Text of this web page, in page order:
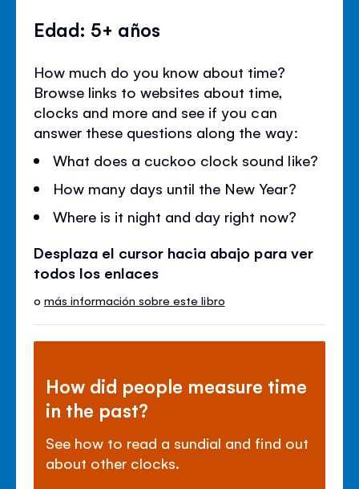
Edad: 5+ años
How much do you know about time?
Browse links to websites about time,
clocks and more and see if you can
answer these questions along the way:
What does a cuckoo clock sound like?
How many days until the New Year?
Where is it night and day right now?
Desplaza el cursor hacia abajo para ver
todos los enlaces
omás información sobre este libro
How did people measure time
in the past?
See how to read a sundial and find out
about other clocks.